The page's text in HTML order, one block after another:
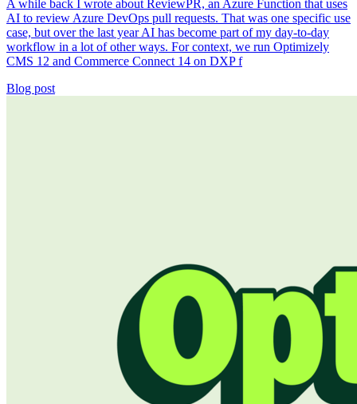
A while back I wrote about ReviewPR, an Azure Function that uses
AI to review Azure DevOps pull requests. That was one specific use
case, but over the last year AI has become part of my day-to-day
workflow in a lot of other ways. For context, we run Optimizely
CMS 12 and Commerce Connect 14 on DXP f
Blog post